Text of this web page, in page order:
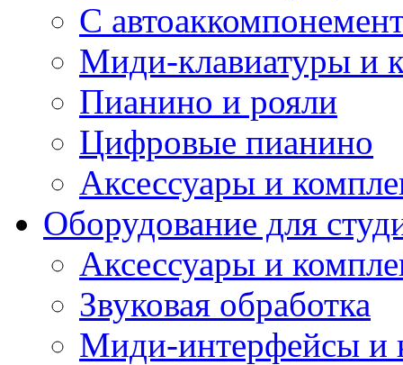
С
Миди-клавиатуры и
Пианино и рояли
Цифровые пианино
Аксессуары и
Оборудование для
Аксессуары и
Звуковая обработка
Миди-интерфейсы и